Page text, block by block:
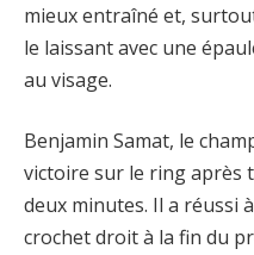
mieux entraîné et,
le laissant avec une
au visage.
Benjamin Samat, le
victoire sur le ring après
deux minutes. Il a réussi
crochet droit à la fin du